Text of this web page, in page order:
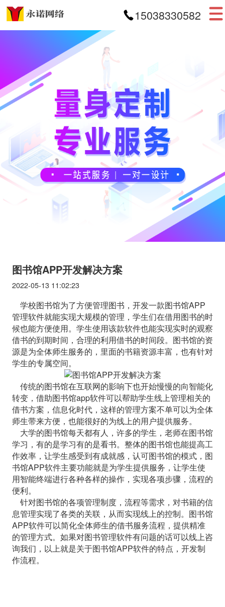
15038330582
首页
APP开发
小程序开发
案例展示
新闻资讯
关于我们
图书馆APP开发解决方案
2022-05-13 11:02:23
学校图书馆为了方便管理图书，开发一款图书馆APP
管理软件就能实现大规模的管理，学生们在借用图书的时
候也能方便使用。学生使用该款软件也能实现实时的观察
借书的到期时间，合理的利用借书的时间段。图书馆的资
源是为全体师生服务的，里面的书籍资源丰富，也有针对
学生的专属空间。
传统的图书馆在互联网的影响下也开始慢慢的向智能化
转变，借助图书馆app软件可以帮助学生线上管理相关的
借书方案，信息化时代，这样的管理方案不单可以为全体
师生带来方便，也能很好的为线上的用户提供服务。
大学的图书馆每天都有人，许多的学生，老师在图书馆
学习，有的是学习有的是看书。整体的图书馆也能提高工
作效率，让学生感受到有成就感，认可图书馆的模式，图
书馆APP软件主要功能就是为学生提供服务，让学生使
用智能终端进行各种各样的操作，实现各项步骤，流程的
便利。
针对图书馆的各项管理制度，流程等需求，对书籍的信
息管理实现了各类的关联，从而实现线上的控制。图书馆
APP软件可以简化全体师生的借书服务流程，提供精准
的管理方式。如果对图书管理软件有问题的话可以线上咨
询我们，以上就是关于图书馆APP软件的特点，开发制
作流程。